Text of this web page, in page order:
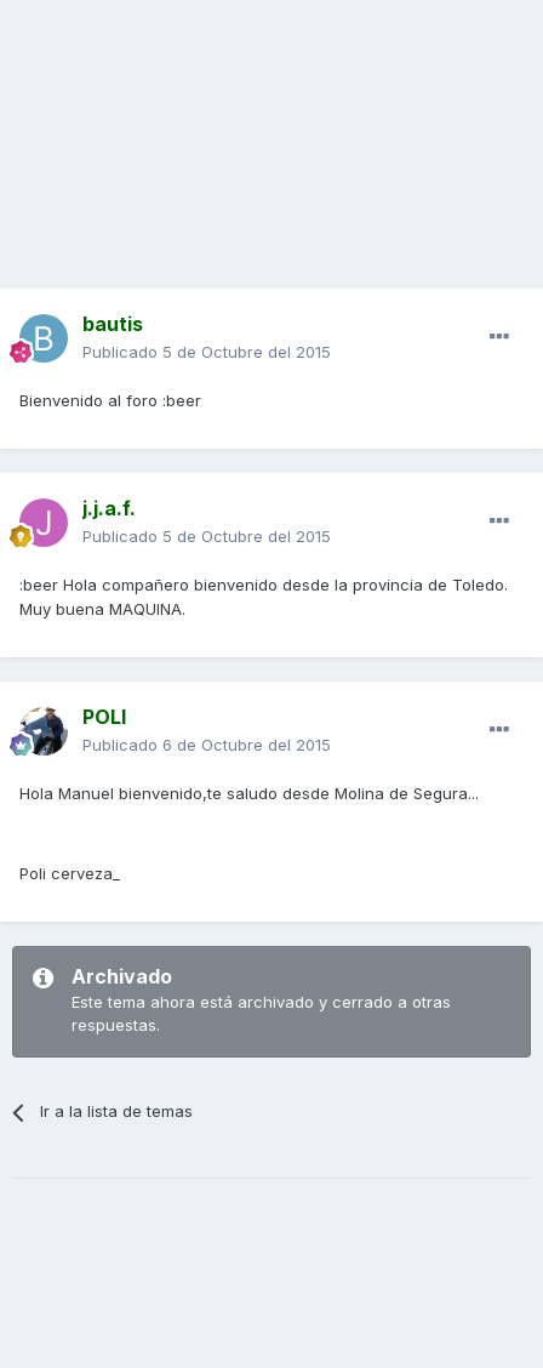
bautis
Publicado 5 de Octubre del 2015
Bienvenido al foro :beer
j.j.a.f.
Publicado 5 de Octubre del 2015
:beer Hola compañero bienvenido desde la provincia de Toledo.
Muy buena MAQUINA.
POLI
Publicado 6 de Octubre del 2015
Hola Manuel bienvenido,te saludo desde Molina de Segura...
Poli cerveza_
Archivado
Este tema ahora está archivado y cerrado a otras
respuestas.
Ir a la lista de temas